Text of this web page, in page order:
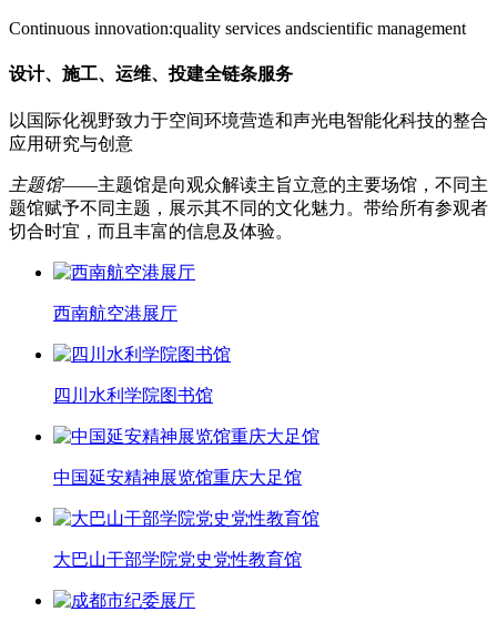
Continuous innovation:quality services andscientific management
设计、施工、运维、投建全链条服务
以国际化视野致力于空间环境营造和声光电智能化科技的整合
应用研究与创意
主题馆——主题馆是向观众解读主旨立意的主要场馆，不同主
题馆赋予不同主题，展示其不同的文化魅力。带给所有参观者
切合时宜，而且丰富的信息及体验。
西南航空港展厅
四川水利学院图书馆
中国延安精神展览馆重庆大足馆
大巴山干部学院党史党性教育馆